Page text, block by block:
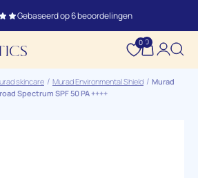
Gebaseerd op 6 beoordelingen
0 0
skincare Murad Environmental Shield
Murad
Spectrum SPF 50 PA ++++